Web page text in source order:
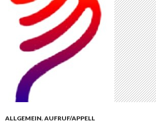
ALLGEMEIN, AUFRUF/APPELL